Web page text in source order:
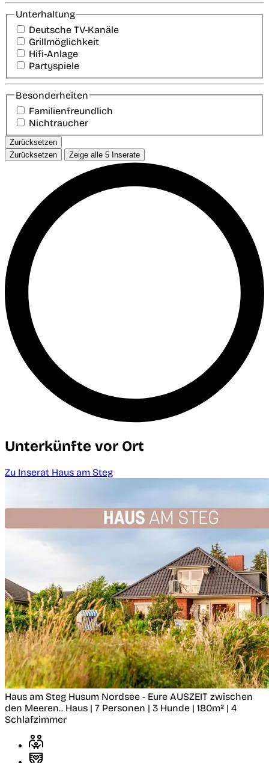
Unterhaltung
Deutsche TV-Kanäle
Grillmöglichkeit
Hifi-Anlage
Partyspiele
Besonderheiten
Familienfreundlich
Nichtraucher
Zurücksetzen
Zurücksetzen
Zeige alle 5 Inserate
Unterkünfte vor Ort
Zu Inserat Haus am Steg
Haus am Steg Husum Nordsee - Eure AUSZEIT zwischen
den Meeren.. Haus | 7 Personen | 3 Hunde | 180m² | 4
Schlafzimmer